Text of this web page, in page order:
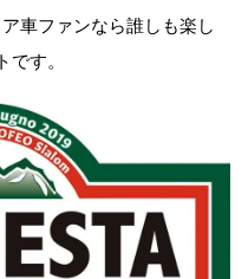
車ファンなら誰しも楽し
す。